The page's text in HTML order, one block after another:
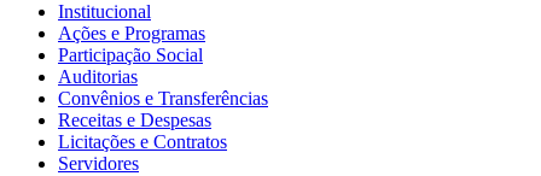
Institucional
Ações e Programas
Participação Social
Auditorias
Convênios e Transferências
Receitas e Despesas
Licitações e Contratos
Servidores